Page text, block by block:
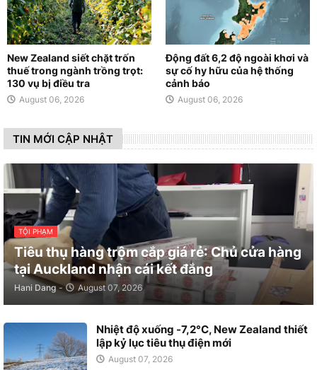
New Zealand siết chặt trốn
thuế trong ngành trồng trọt:
130 vụ bị điều tra
August 06, 2026
Động đất 6,2 độ ngoài khơi và
sự cố hy hữu của hệ thống
cảnh báo
August 06, 2026
TIN MỚI CẬP NHẬT
TỘI PHẠM
Tiêu thụ hàng trộm cắp giá rẻ: Chủ cửa hàng
tại Auckland nhận cái kết đắng
Hani Dang - August 07, 2026
Nhiệt độ xuống -7,2°C, New Zealand thiết
lập kỷ lục tiêu thụ điện mới
August 07, 2026